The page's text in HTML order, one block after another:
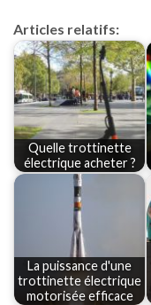
Articles relatifs:
Quelle trottinette
électrique acheter ?
La puissance d'une
trottinette électrique
motorisée efficace